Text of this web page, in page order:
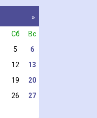
»
Сб
Вс
5
6
12
13
19
20
26
27